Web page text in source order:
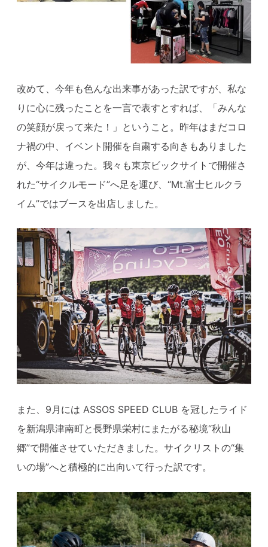
改めて、今年も色んな出来事があった訳ですが、私な
りに心に残ったことを一言で表すとすれば、「みんな
の笑顔が戻って来た！」ということ。昨年はまだコロ
ナ禍の中、イベント開催を自粛する向きもありました
が、今年は違った。我々も東京ビックサイトで開催さ
れた“サイクルモード”へ足を運び、“Mt.富士ヒルクラ
イム”ではブースを出店しました。
また、9月には ASSOS SPEED CLUB を冠したライド
を新潟県津南町と長野県栄村にまたがる秘境“秋山
郷”で開催させていただきました。サイクリストの“集
いの場”へと積極的に出向いて行った訳です。